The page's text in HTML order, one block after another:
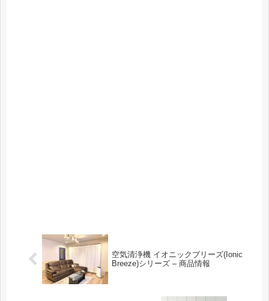
空気清浄機 イオニックブリーズ(Ionic
Breeze)シリーズ – 商品情報